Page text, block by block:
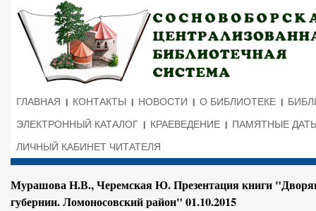
ГЛАВНАЯ КОНТАКТЫ НОВОСТИ О БИБЛИОТЕКЕ
ЭЛЕКТРОННЫЙ КАТАЛОГ
КРАЕВЕДЕНИЕ
ПАМЯТНЫЕ
ЛИЧНЫЙ КАБИНЕТ ЧИТАТЕЛЯ
Мурашова Н.В., Черемская Ю. Презентация книги
губернии. Ломоносовский район" 01.10.2015